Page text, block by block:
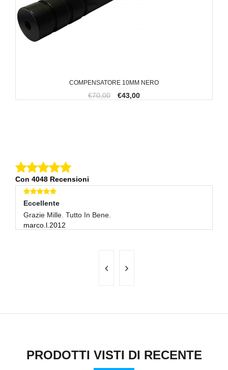
COMPENSATORE 10MM NERO
€70,00 €43,00
Con 4048 Recensioni
Eccellente
Grazie Mille. Tutto In Bene.
marco.l.2012
PRODOTTI VISTI DI RECENTE